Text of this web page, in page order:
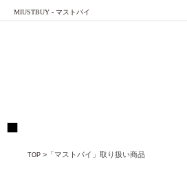
MIUSTBUY - マストバイ
TOP > 「マストバイ」取り扱い商品